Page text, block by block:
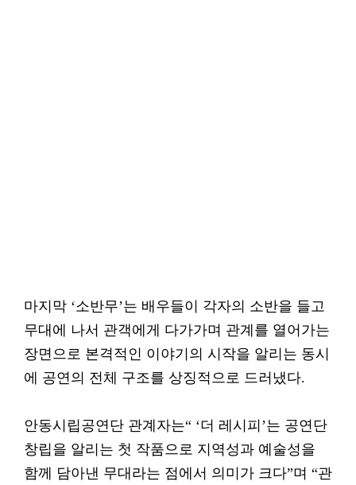
마지막 ‘소반무’는 배우들이 각자의 소반을 들고
무대에 나서 관객에게 다가가며 관계를 열어가는
장면으로 본격적인 이야기의 시작을 알리는 동시
에 공연의 전체 구조를 상징적으로 드러냈다.
안동시립공연단 관계자는“ ‘더 레시피’는 공연단
창립을 알리는 첫 작품으로 지역성과 예술성을
함께 담아낸 무대라는 점에서 의미가 크다”며 “관